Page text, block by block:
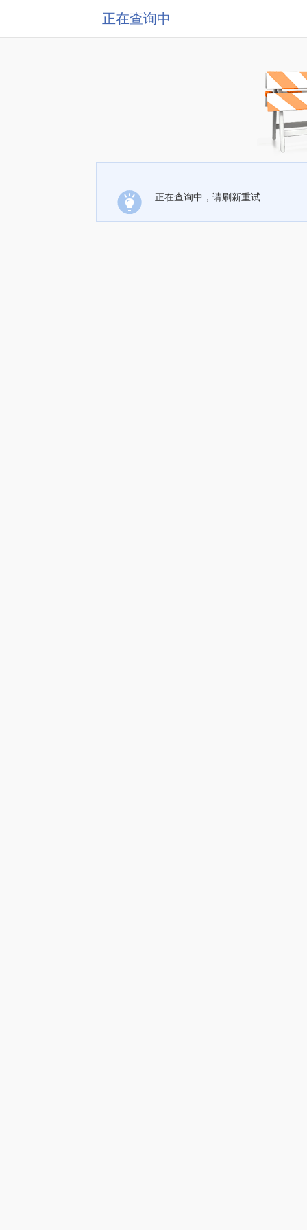
正在查询中
正在查询中，请刷新重试